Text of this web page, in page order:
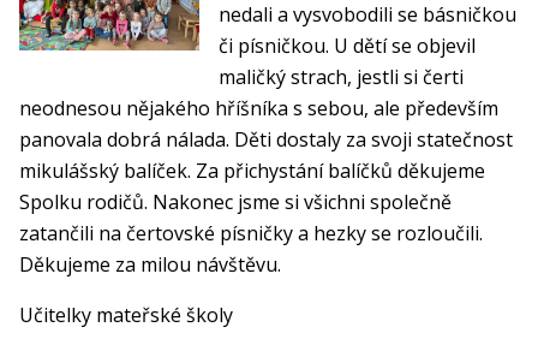
nedali a vysvobodili se básničkou
či písničkou. U dětí se objevil
maličký strach, jestli si čerti
neodnesou nějakého hříšníka s sebou, ale především
panovala dobrá nálada. Děti dostaly za svoji statečnost
mikulášský balíček. Za přichystání balíčků děkujeme
Spolku rodičů. Nakonec jsme si všichni společně
zatančili na čertovské písničky a hezky se rozloučili.
Děkujeme za milou návštěvu.
Učitelky mateřské školy